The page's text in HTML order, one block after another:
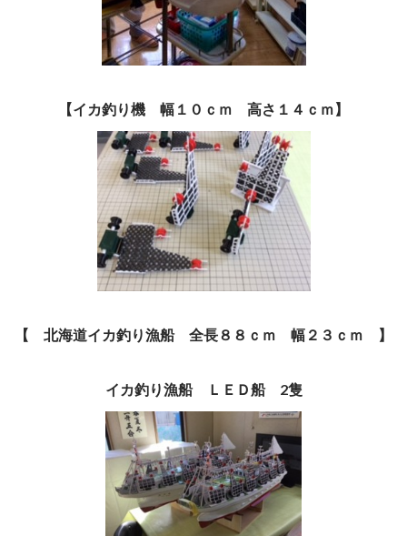
【イカ釣り機 幅１０ｃｍ 高さ１４ｃｍ】
【 北海道イカ釣り漁船 全長８８ｃｍ 幅２３ｃｍ 】
イカ釣り漁船 ＬＥＤ船 2隻